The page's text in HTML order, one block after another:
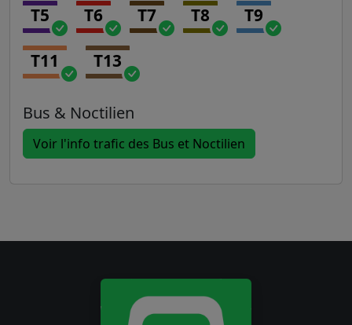
T5 T6 T7 T8 T9
T11 T13
Bus & Noctilien
Voir l'info trafic des Bus et Noctilien